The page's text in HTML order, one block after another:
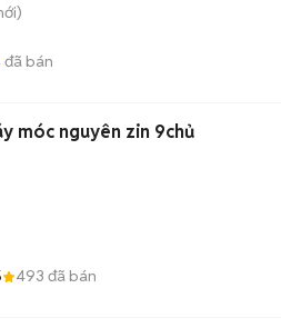
đã bán
móc nguyên zin 9chủ
493 đã bán